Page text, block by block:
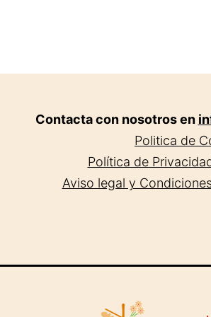
Contacta con nosotros en
Politica de
Política de
Aviso legal y